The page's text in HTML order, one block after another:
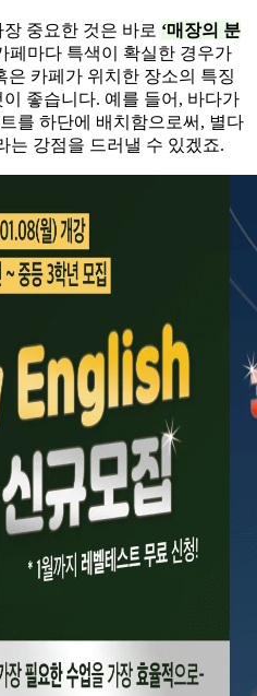
중요한 것은 바로 ‘매장의 분
페마다 특색이 확실한 경우가
은 카페가 위치한 장소의 특징
좋습니다. 예를 들어, 바다가
를 하단에 배치함으로써, 별다
는 강점을 드러낼 수 있겠죠.